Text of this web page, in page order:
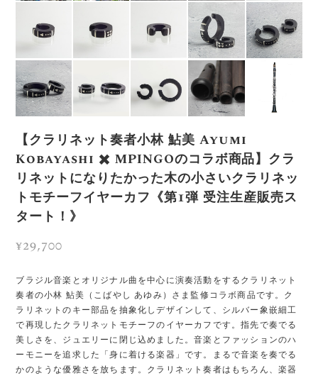
【クラリネット奏者小林 鮎美 Ayumi
Kobayashi ✖️ MPINGOのコラボ商品】クラ
リネットになりたかった木の小さいクラリネッ
トモチーフイヤーカフ《第1弾 受注生産販売ス
タート！》
¥29,700
ブラジル音楽とオリジナル曲を中心に演奏活動をするクラリネット
奏者の小林 鮎美（こばやし あゆみ）さま監修コラボ商品です。ク
ラリネットのキー部品を抽象化しデザインして、シルバー象嵌細工
で再現したクラリネットモチーフのイヤーカフです。指先で奏でる
美しさを、ジュエリーに閉じ込めました。音楽とファッションのハ
ーモニーを追求した「身に着ける楽器」です。まるで音楽を奏でる
かのような優雅さを放ちます。クラリネット奏者はもちろん、楽器